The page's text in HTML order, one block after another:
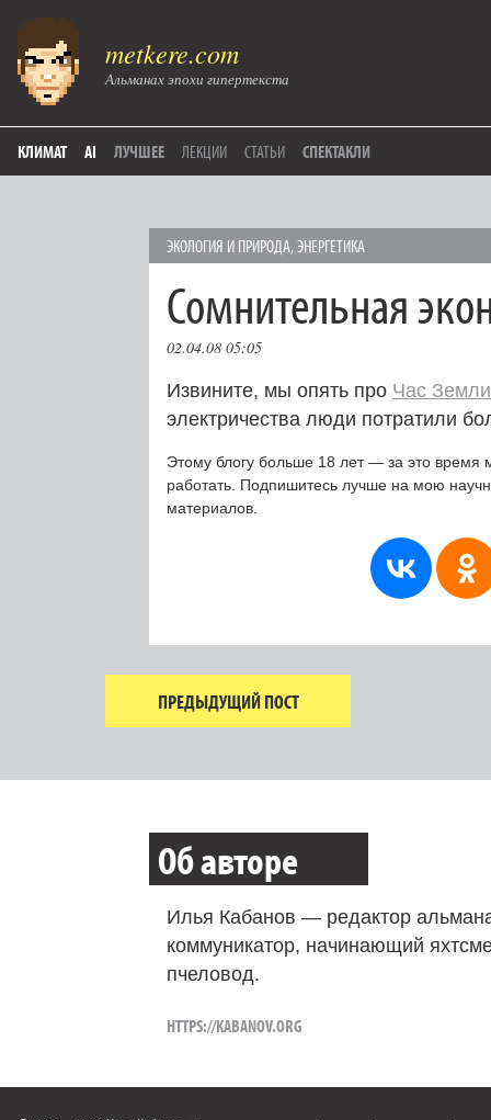
metkere.com
Альманах эпохи гипертекста
КЛИМАТ AI ЛУЧШЕЕ ЛЕКЦИИ СТАТЬИ СПЕКТАКЛИ
ЭКОЛОГИЯ И ПРИРОДА,ЭНЕРГЕТИКА
Сомнительная
02.04.08 05:05
Извините, мы опять про Час Земли
электричества люди потратили
Этому блогу больше 18 лет — за это время
работать. Подпишитесь лучше на мою
материалов.
ПРЕДЫДУЩИЙ ПОСТ
Об авторе
Илья Кабанов — редактор
коммуникатор, начинающий
пчеловод.
HTTPS://KABANOV.ORG